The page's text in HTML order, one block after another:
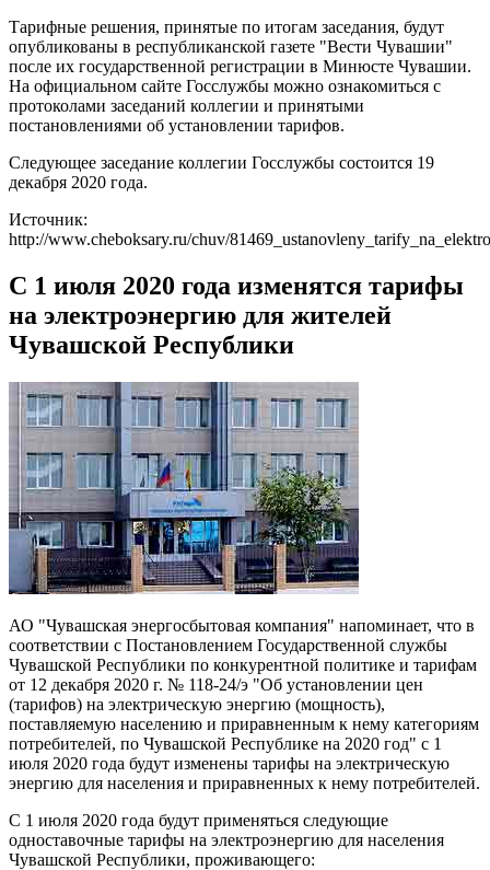
Тарифные решения, принятые по итогам заседания, будут
опубликованы в республиканской газете "Вести Чувашии"
после их государственной регистрации в Минюсте Чувашии.
На официальном сайте Госслужбы можно ознакомиться с
протоколами заседаний коллегии и принятыми
постановлениями об установлении тарифов.
Следующее заседание коллегии Госслужбы состоится 19
декабря 2020 года.
Источник:
http://www.cheboksary.ru/chuv/
С 1 июля 2020 года изменятся тарифы
на электроэнергию для жителей
Чувашской Республики
АО "Чувашская энергосбытовая компания" напоминает, что в
соответствии с Постановлением Государственной службы
Чувашской Республики по конкурентной политике и тарифам
от 12 декабря 2020 г. № 118-24/э "Об установлении цен
(тарифов) на электрическую энергию (мощность),
поставляемую населению и приравненным к нему категориям
потребителей, по Чувашской Республике на 2020 год" с 1
июля 2020 года будут изменены тарифы на электрическую
энергию для населения и приравненных к нему потребителей.
С 1 июля 2020 года будут применяться следующие
одноставочные тарифы на электроэнергию для населения
Чувашской Республики, проживающего: